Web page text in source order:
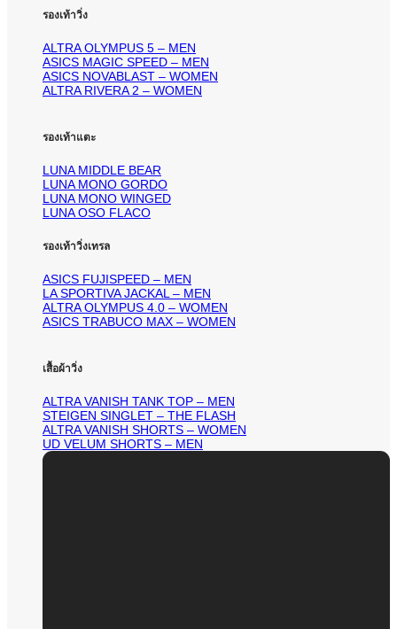
รองเท้าวิ่ง
ALTRA OLYMPUS 5 – MEN
ASICS MAGIC SPEED – MEN
ASICS NOVABLAST – WOMEN
ALTRA RIVERA 2 – WOMEN
รองเท้าแตะ
LUNA MIDDLE BEAR
LUNA MONO GORDO
LUNA MONO WINGED
LUNA OSO FLACO
รองเท้าวิ่งเทรล
ASICS FUJISPEED – MEN
LA SPORTIVA JACKAL – MEN
ALTRA OLYMPUS 4.0 – WOMEN
ASICS TRABUCO MAX – WOMEN
เสื้อผ้าวิ่ง
ALTRA VANISH TANK TOP – MEN
STEIGEN SINGLET – THE FLASH
ALTRA VANISH SHORTS – WOMEN
UD VELUM SHORTS – MEN